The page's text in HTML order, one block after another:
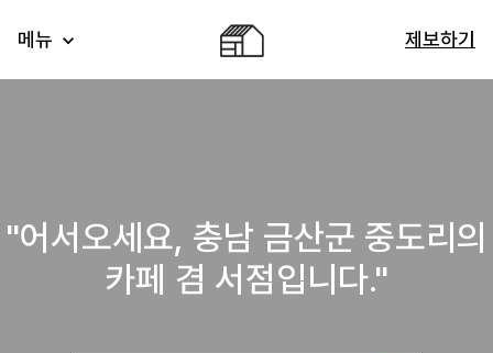
메뉴 제보하기
"어서오세요, 충남 금산군 중도리의
카페 겸 서점입니다."